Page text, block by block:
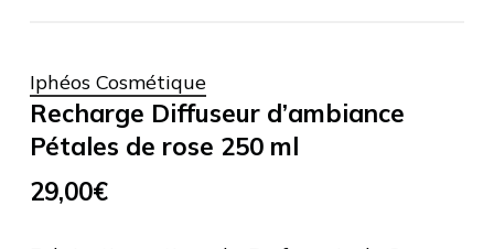
Iphéos Cosmétique
Recharge Diffuseur d’ambiance
Pétales de rose 250 ml
29,00€